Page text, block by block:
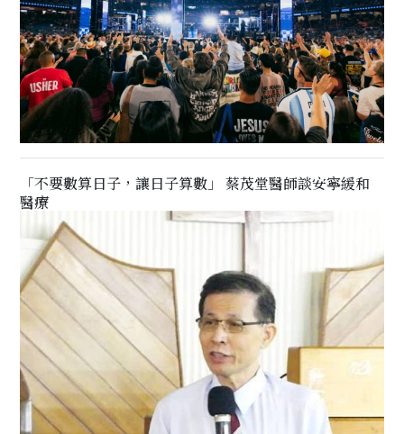
「不要數算日子，讓日子算數」 蔡茂堂醫師談安寧緩和
醫療